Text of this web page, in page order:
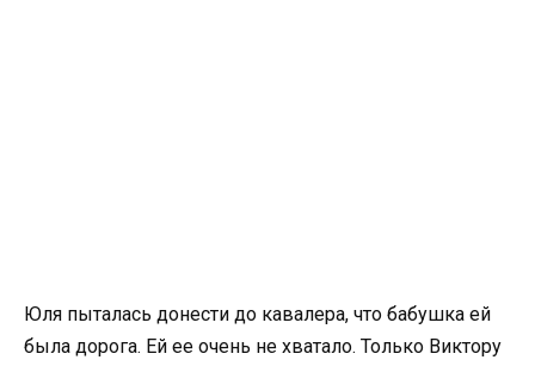
Юля пыталась донести до кавалера, что бабушка ей
была дорога. Ей ее очень не хватало. Только Виктору